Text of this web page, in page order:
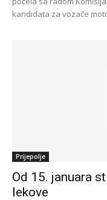
kandidata za vozače
Prijepolje
Od 15. januara
lekove